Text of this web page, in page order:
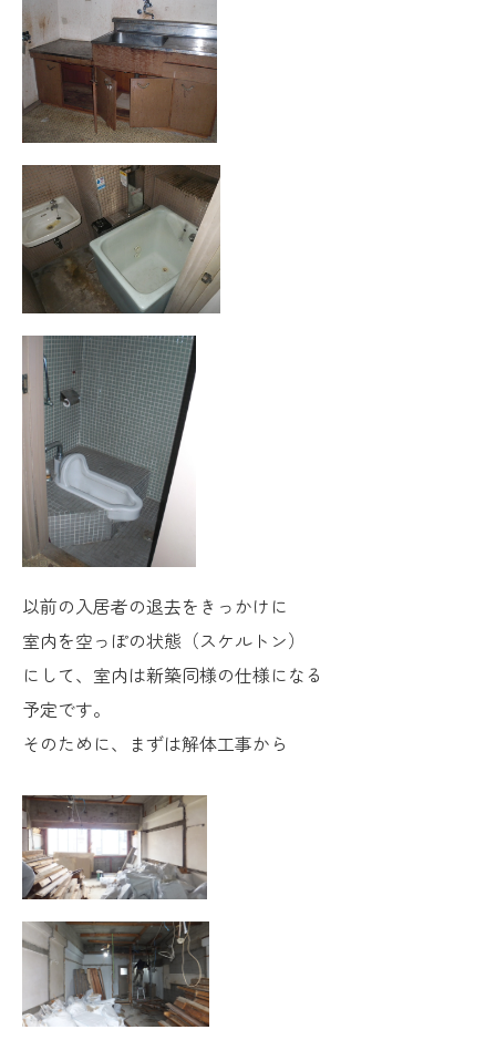
以前の入居者の退去をきっかけに
室内を空っぽの状態（スケルトン）
にして、室内は新築同様の仕様になる
予定です。
そのために、まずは解体工事から